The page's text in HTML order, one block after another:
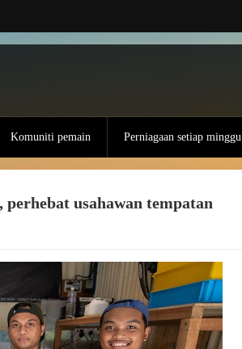
Komuniti pemain Perniagaan setiap minggu
usahawan tempatan